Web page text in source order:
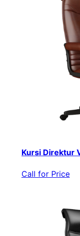
Kursi Direktur
Call for Price